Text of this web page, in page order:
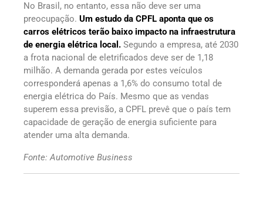
No Brasil, no entanto, essa não deve ser uma
preocupação. Um estudo da CPFL aponta que os
carros elétricos terão baixo impacto na infraestrutura
de energia elétrica local. Segundo a empresa, até 2030
a frota nacional de eletrificados deve ser de 1,18
milhão. A demanda gerada por estes veículos
corresponderá apenas a 1,6% do consumo total de
energia elétrica do País. Mesmo que as vendas
superem essa previsão, a CPFL prevê que o país tem
capacidade de geração de energia suficiente para
atender uma alta demanda.
Fonte: Automotive Business